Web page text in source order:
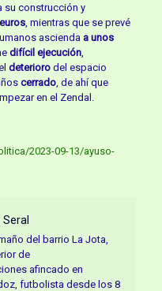
su construcción y
, mientras que se prevé
ascienda a unos
difícil ejecución,
deteriorodel espacio
cerrado, de ahí que
en el Zendal.
2023-09-13/ayuso-
del barrio La Jota,
de
afincado en
futbolista desde los 8